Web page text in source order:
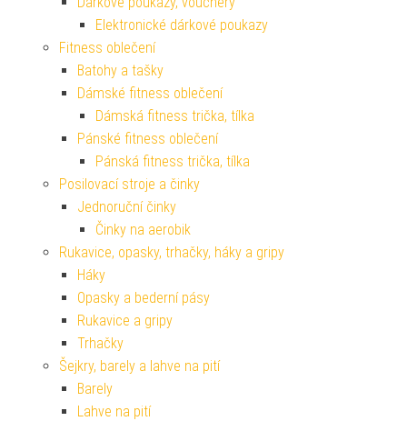
Elektronické dárkové poukazy
Fitness oblečení
Batohy a tašky
Dámské fitness oblečení
Dámská fitness trička, tílka
Pánské fitness oblečení
Pánská fitness trička, tílka
Posilovací stroje a činky
Jednoruční činky
Činky na aerobik
Rukavice, opasky, trhačky, háky a gripy
Háky
Opasky a bederní pásy
Rukavice a gripy
Trhačky
Šejkry, barely a lahve na pití
Barely
Lahve na pití